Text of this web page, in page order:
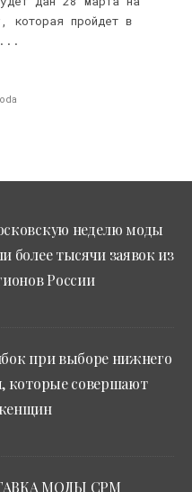
которая пройдет в
неделю моды
более тысячи заявок из
России
при выборе нижнего
которые совершают
МОДЫ CPM